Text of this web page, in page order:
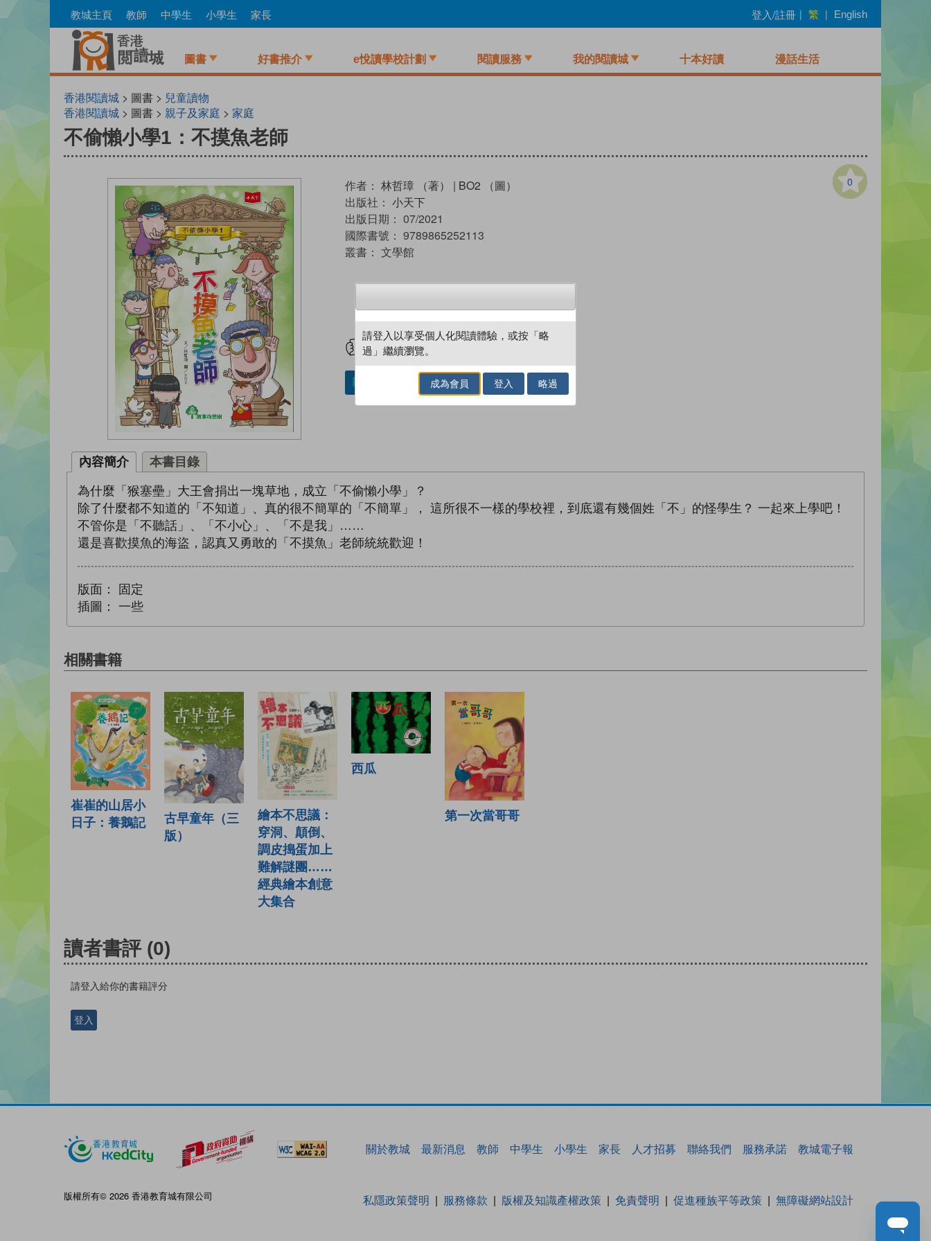
to
教城主頁 教師 中學生 小學生 家長 登入/註冊 | 繁 | English
圖書 好書推介 e悅讀學校計劃 閱讀服務 我的閱讀城 十本好讀 漫話生活
香港閱讀城 > 圖書 > 兒童讀物
香港閱讀城 > 圖書 > 親子及家庭 > 家庭
不偷懶小學1：不摸魚老師
0
作者： 林哲璋 （著） | BO2 （圖）
出版社： 小天下
出版日期： 07/2021
國際書號： 9789865252113
叢書： 文學館
試閲 加入閱讀紀錄
加入／閱讀電子書
內容簡介 本書目錄
為什麼「猴塞壘」大王會捐出一塊草地，成立「不偷懶小學」？
除了什麼都不知道的「不知道」、真的很不簡單的「不簡單」， 這所很不一樣的學校裡，到底還有幾個姓「不」的怪學生？ 一起來上學吧！
不管你是「不聽話」、「不小心」、「不是我」……
還是喜歡摸魚的海盜，認真又勇敢的「不摸魚」老師統統歡迎！
版面：
固定
插圖：
一些
相關書籍
崔崔的山居小
日子：養鵝記
古早童年（三
版）
繪本不思議：
穿洞、顛倒、
調皮搗蛋加上
難解謎團……
經典繪本創意
大集合
西瓜
第一次當哥哥
讀者書評 (0)
請登入給你的書籍評分
登入
關於教城 最新消息 教師 中學生 小學生 家長 人才招募 聯絡我們 服務承諾 教城電子報
版權所有© 2026 香港教育城有限公司 私隱政策聲明 服務條款 版權及知識產權政策 免責聲明 促進種族平等政策 無障礙網站設計
請登入以享受個人化閱讀體驗，或按「略
過」繼續瀏覽。
成為會員 登入 略過